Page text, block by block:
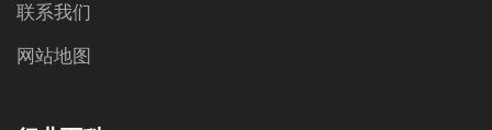
联系我们
网站地图